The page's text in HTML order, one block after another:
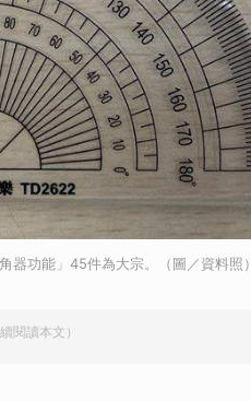
器功能」45件為大宗。（圖／資料照
閱讀本文）